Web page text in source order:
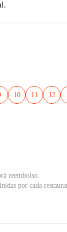
10 11 12
reembolso.
por cada